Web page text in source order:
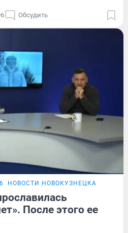
Обсудить
НОВОСТИ НОВОКУЗНЕЦКА
После этого ее